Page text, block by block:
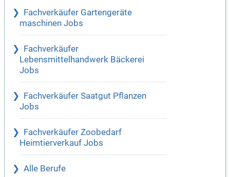
Fachverkäufer Gartengeräte
maschinen Jobs
Fachverkäufer
Lebensmittelhandwerk Bäckerei
Jobs
Fachverkäufer Saatgut Pflanzen
Jobs
Fachverkäufer Zoobedarf
Heimtierverkauf Jobs
Alle Berufe